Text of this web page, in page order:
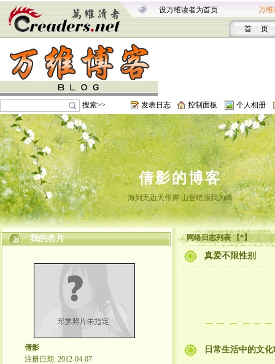
设万维读者为首页 万维
首 页
搜索>> 发表日志 控制面板 个人相册
倩影的博客
海到无边天作岸 山登绝顶我为峰
我的名片
倩影
注册日期: 2012-04-07
网络日志列表 【*】
真爱不限性别
日常生活中的文化